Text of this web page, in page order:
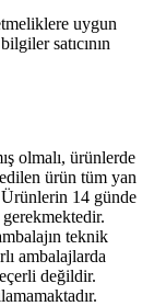
uygun
satıcının
olmalı, ürünlerde
ürün tüm yan
14 günde
teknik
ambalajlarda
değildir.